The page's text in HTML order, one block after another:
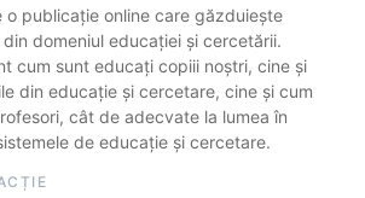
o publicație online care găzduiește
domeniul educației și cercetării.
cum sunt educați copiii noștri, cine și
din educație și cercetare, cine și cum
cât de adecvate la lumea în
de educație și cercetare.